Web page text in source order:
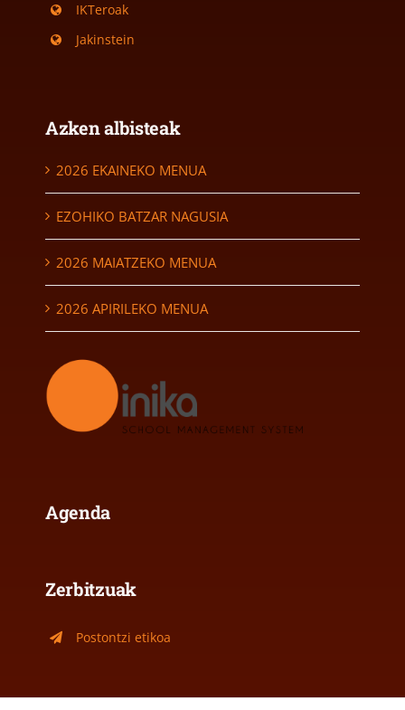
IKTeroak
Jakinstein
Azken albisteak
2026 EKAINEKO MENUA
EZOHIKO BATZAR NAGUSIA
2026 MAIATZEKO MENUA
2026 APIRILEKO MENUA
Agenda
Zerbitzuak
Postontzi etikoa